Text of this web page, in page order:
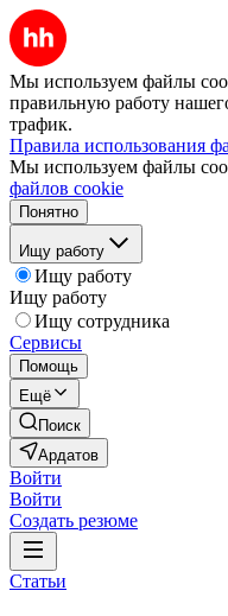
Мы используем файлы
правильную работу
трафик.
Правила использования
Мы используем файлы
файлов cookie
Понятно
Ищу работу
Ищу работу
Ищу работу
Ищу сотрудника
Сервисы
Помощь
Ещё
Поиск
Ардатов
Войти
Войти
Создать резюме
Статьи